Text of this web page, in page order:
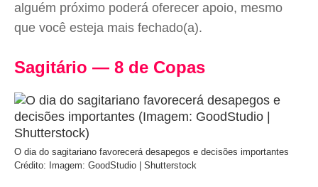
alguém próximo poderá oferecer apoio, mesmo
que você esteja mais fechado(a).
Sagitário — 8 de Copas
O dia do sagitariano favorecerá desapegos e decisões importantes
Crédito: Imagem: GoodStudio | Shutterstock